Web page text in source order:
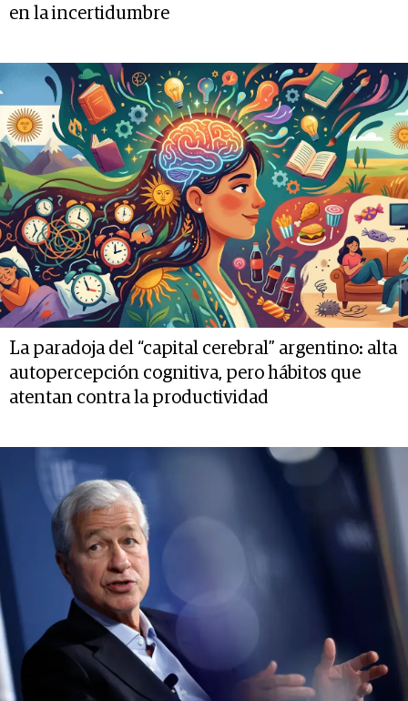
en la incertidumbre
La paradoja del “capital cerebral” argentino: alta
autopercepción cognitiva, pero hábitos que
atentan contra la productividad